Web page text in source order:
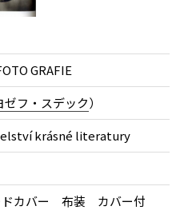
GRAFIE
ゼフ・スデック）
krásné literatury
カバー 布装 カバー付